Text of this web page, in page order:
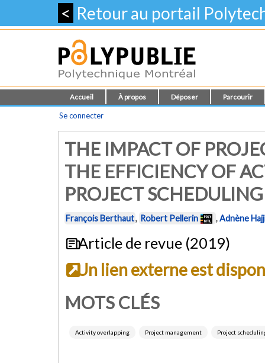
< Retour au portail
Accueil À propos Déposer Parcourir
Se connecter
THE IMPACT OF
THE EFFICIENCY OF
PROJECT SCHEDULING
François Berthaut, Robert Pellerin ,Adnène
Article de revue (2019)
Un lien externe est
MOTS CLÉS
Activity overlapping Project management Project